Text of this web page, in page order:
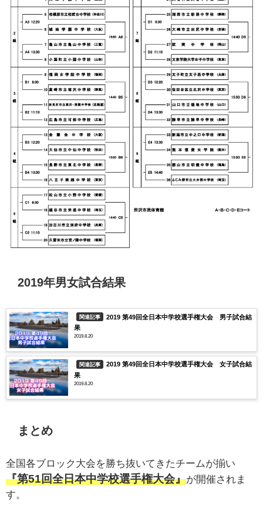
2019年男女試合結果
関連記事
2019 第49回全日本中学校選手権大会 男子試合結
果
2019.8.20
関連記事
2019 第49回全日本中学校選手権大会 女子試合結
果
2019.8.20
まとめ
全国各ブロック大会を勝ち抜いてきたチームが揃い
『第51回全日本中学校選手権大会』が開催されま
す。